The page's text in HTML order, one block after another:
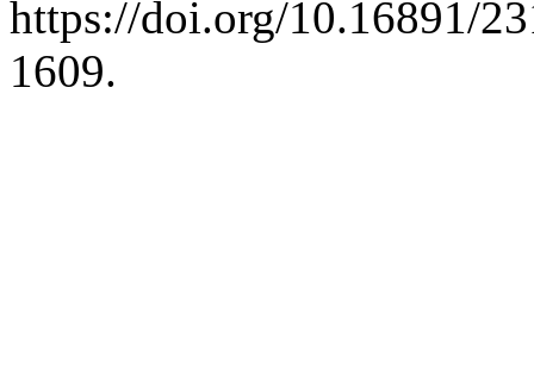
https://doi.org/10.16891/
1609.